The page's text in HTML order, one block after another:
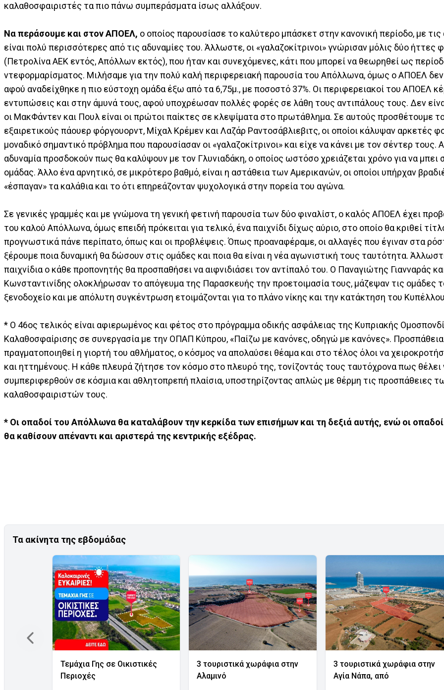
καλαθοσφαιριστές τα πιο πάνω συμπεράσματα ίσως αλλάξουν.
Να περάσουμε και στον ΑΠΟΕΛ, ο οποίος παρουσίασε το καλύτερο μπάσκετ στην κανονική περίοδο, με
είναι πολύ περισσότερες από τις αδυναμίες του. Άλλωστε, οι «γαλαζοκίτρινοι» γνώρισαν μόλις δύο ήττες
(Πετρολίνα ΑΕΚ εντός, Απόλλων εκτός), που ήταν και συνεχόμενες, κάτι που μπορεί να θεωρηθεί ως
ντεφορμαρίσματος. Μιλήσαμε για την πολύ καλή περιφερειακή παρουσία του Απόλλωνα, όμως ο ΑΠΟΕΛ
αφού αναδείχθηκε η πιο εύστοχη ομάδα έξω από τα 6,75μ., με ποσοστό 37%. Οι περιφερειακοί του ΑΠΟΕΛ
εντυπώσεις και στην άμυνά τους, αφού υποχρέωσαν πολλές φορές σε λάθη τους αντιπάλους τους. Δεν
οι ΜακΦάντεν και Πουλ είναι οι πρώτοι παίκτες σε κλεψίματα στο πρωτάθλημα. Σε αυτούς προσθέτουμε
εξαιρετικούς πάουερ φόργουορντ, Μίχαλ Κρέμεν και Λαζάρ Ραντοσάβλιεβιτς, οι οποίοι κάλυψαν αρκετές
μοναδικό σημαντικό πρόβλημα που παρουσίασαν οι «γαλαζοκίτρινοι» και είχε να κάνει με τον σέντερ τους.
αδυναμία προσδοκούν πως θα καλύψουν με τον Γλυνιαδάκη, ο οποίος ωστόσο χρειάζεται χρόνο για να μπει
ομάδας. Άλλο ένα αρνητικό, σε μικρότερο βαθμό, είναι η αστάθεια των Αμερικανών, οι οποίοι υπήρχαν
«έσπαγαν» τα καλάθια και το ότι επηρεάζονταν ψυχολογικά στην πορεία του αγώνα.
Σε γενικές γραμμές και με γνώμονα τη γενική φετινή παρουσία των δύο φιναλίστ, ο καλός ΑΠΟΕΛ έχει
του καλού Απόλλωνα, όμως επειδή πρόκειται για τελικό, ένα παιχνίδι δίχως αύριο, στο οποίο θα κριθεί
προγνωστικά πάνε περίπατο, όπως και οι προβλέψεις. Όπως προαναφέραμε, οι αλλαγές που έγιναν στα
ξέρουμε ποια δυναμική θα δώσουν στις ομάδες και ποια θα είναι η νέα αγωνιστική τους ταυτότητα.
παιχνίδια ο κάθε προπονητής θα προσπαθήσει να αιφνιδιάσει τον αντίπαλό του. Ο Παναγιώτης Γιανναράς
Κωνσταντινίδης ολοκλήρωσαν το απόγευμα της Παρασκευής την προετοιμασία τους, μάζεψαν τις ομάδες
ξενοδοχείο και με απόλυτη συγκέντρωση ετοιμάζονται για το πλάνο νίκης και την κατάκτηση του
* Ο 46ος τελικός είναι αφιερωμένος και φέτος στο πρόγραμμα οδικής ασφάλειας της Κυπριακής
Καλαθοσφαίρισης σε συνεργασία με την ΟΠΑΠ Κύπρου, «Παίζω με κανόνες, οδηγώ με κανόνες». Προσπάθεια
πραγματοποιηθεί η γιορτή του αθλήματος, ο κόσμος να απολαύσει θέαμα και στο τέλος όλοι να
και ηττημένους. Η κάθε πλευρά ζήτησε τον κόσμο στο πλευρό της, τονίζοντάς τους ταυτόχρονα πως θέλει
συμπεριφερθούν σε κόσμια και αθλητοπρεπή πλαίσια, υποστηρίζοντας απλώς με θέρμη τις προσπάθειες
καλαθοσφαιριστών τους.
* Οι οπαδοί του Απόλλωνα θα καταλάβουν την κερκίδα των επισήμων και τη δεξιά αυτής, ενώ οι
θα καθίσουν απέναντι και αριστερά της κεντρικής εξέδρας.
Τα ακίνητα της εβδομάδας
Τεμάχια Γης σε Οικιστικές
Περιοχές
3 τουριστικά χωράφια στην
Αλαμινό
3 τουριστικά χωράφια στην
Αγία Νάπα, από